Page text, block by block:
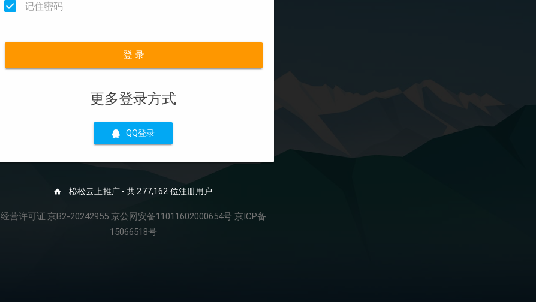
记住密码
登 录
更多登录方式
QQ登录
松松云上推广 - 共 277,162 位注册用户
经营许可证:京B2-20242955 京公网安备11011602000654号 京ICP备
15066518号